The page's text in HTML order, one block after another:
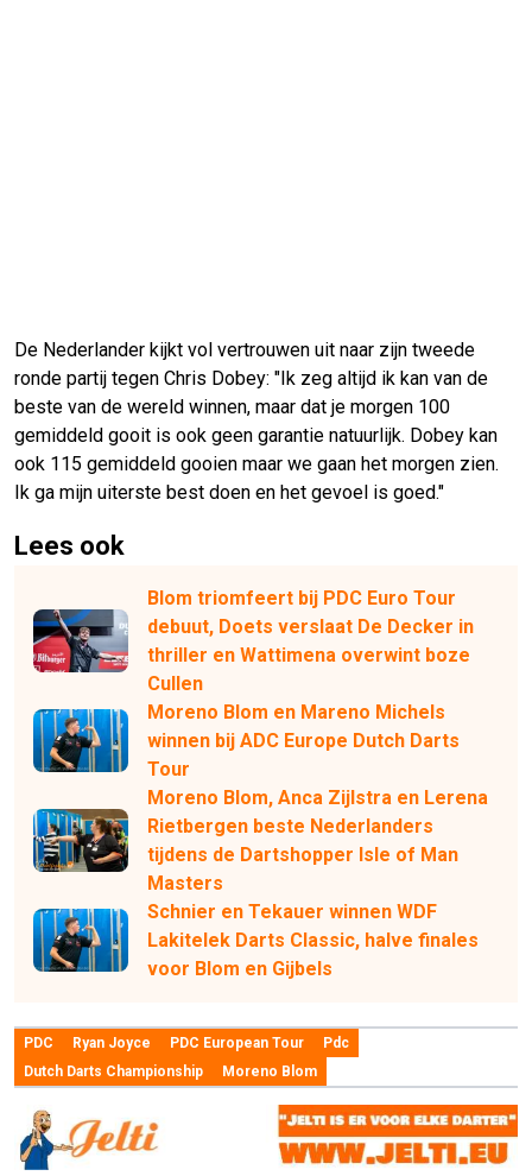
De Nederlander kijkt vol vertrouwen uit naar zijn tweede
ronde partij tegen Chris Dobey: "Ik zeg altijd ik kan van de
beste van de wereld winnen, maar dat je morgen 100
gemiddeld gooit is ook geen garantie natuurlijk. Dobey kan
ook 115 gemiddeld gooien maar we gaan het morgen zien.
Ik ga mijn uiterste best doen en het gevoel is goed."
Lees ook
Blom triomfeert bij PDC Euro Tour
debuut, Doets verslaat De Decker in
thriller en Wattimena overwint boze
Cullen
Moreno Blom en Mareno Michels
winnen bij ADC Europe Dutch Darts
Tour
Moreno Blom, Anca Zijlstra en Lerena
Rietbergen beste Nederlanders
tijdens de Dartshopper Isle of Man
Masters
Schnier en Tekauer winnen WDF
Lakitelek Darts Classic, halve finales
voor Blom en Gijbels
PDC Ryan Joyce PDC European Tour
Pdc
Dutch Darts Championship
Moreno Blom